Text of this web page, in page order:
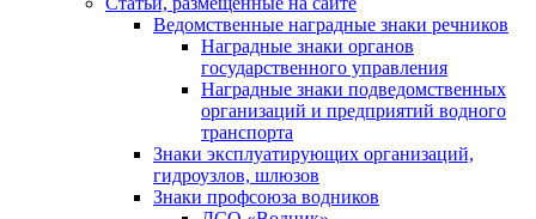
Ведомственные наградные знаки речников
Наградные знаки органов
государственного управления
Наградные знаки подведомственных
организаций и предприятий водного
транспорта
Знаки эксплуатирующих организаций,
гидроузлов, шлюзов
Знаки профсоюза водников